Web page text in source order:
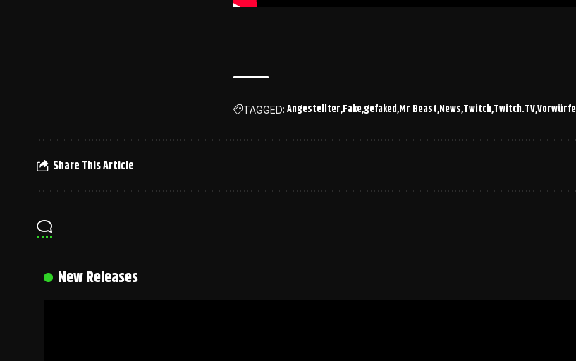
TAGGED: Angestellter Fake gefaked Mr Beast News Twitch Twitch.TVVorwürfe
Share This Article
New Releases